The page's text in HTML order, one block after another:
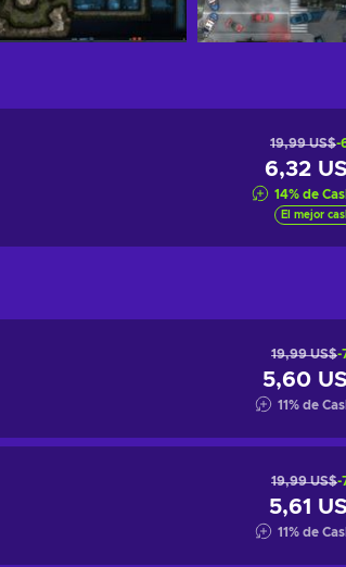
19,99 US$-
6,32
14% de
El mejor
19,99 US$-
5,60
11% de
19,99 US$-
5,61
11% de